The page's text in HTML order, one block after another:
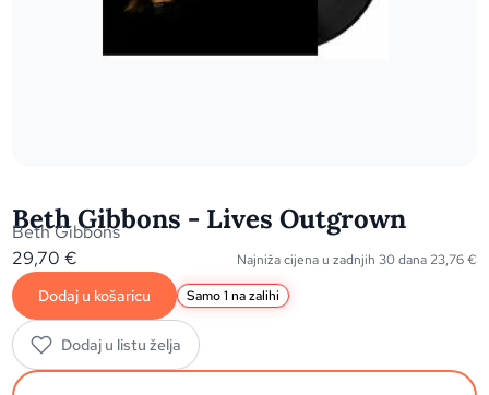
Beth Gibbons - Lives Outgrown
Beth Gibbons
29,70€ Najniža cijena u zadnjih 30 dana 23,76€
Dodaj u košaricu Samo 1 na zalihi
Dodaj u listu želja